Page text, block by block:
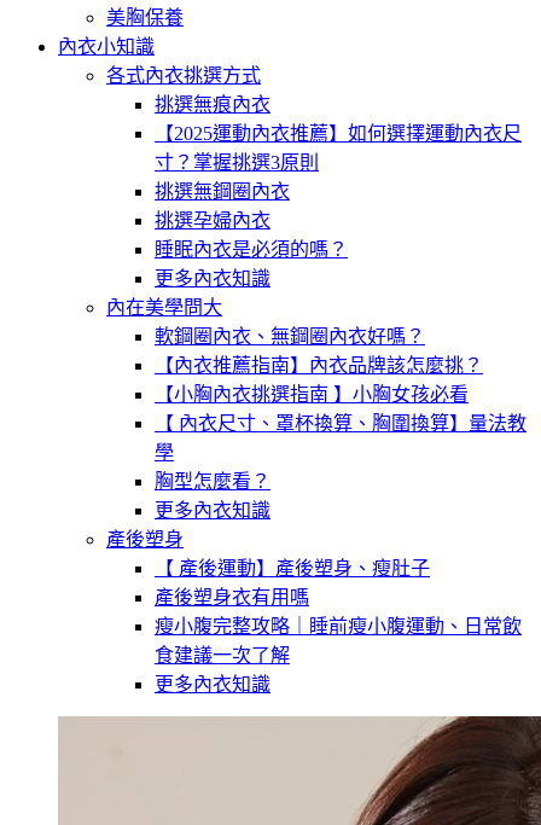
美胸保養
內衣小知識
各式內衣挑選方式
挑選無痕內衣
【2025運動內衣推薦】如何選擇運動內衣尺
寸？掌握挑選3原則
挑選無鋼圈內衣
挑選孕婦內衣
睡眠內衣是必須的嗎？
更多內衣知識
內在美學問大
軟鋼圈內衣、無鋼圈內衣好嗎？
【內衣推薦指南】內衣品牌該怎麼挑？
【小胸內衣挑選指南 】小胸女孩必看
【 內衣尺寸、罩杯換算、胸圍換算】量法教
學
胸型怎麼看？
更多內衣知識
產後塑身
【 產後運動】產後塑身、瘦肚子
產後塑身衣有用嗎
瘦小腹完整攻略｜睡前瘦小腹運動、日常飲
食建議一次了解
更多內衣知識